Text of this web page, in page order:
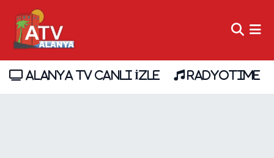
ALANYA TV CANLI İZLE RADYOTIME